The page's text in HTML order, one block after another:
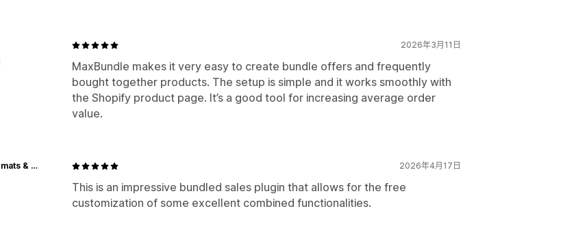
2026年3月11日
MaxBundle makes it very easy to create bundle offers and frequently
bought together products. The setup is simple and it works smoothly with
the Shopify product page. It’s a good tool for increasing average order
value.
2026年4月17日
This is an impressive bundled sales plugin that allows for the free
customization of some excellent combined functionalities.
BSICPRO™ bath mats & rugs